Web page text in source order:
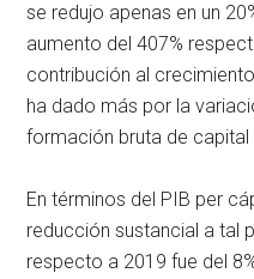
se redujo apenas en un
aumento del 407%
contribución al
ha dado más por la
formación bruta de capital
En términos del PIB per
reducción sustancial a tal
respecto a 2019 fue del